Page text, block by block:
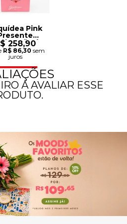
Pink
Mãe é
Especial
258,90
R$ 86,30 sem
juros
A AVALIAR ESSE